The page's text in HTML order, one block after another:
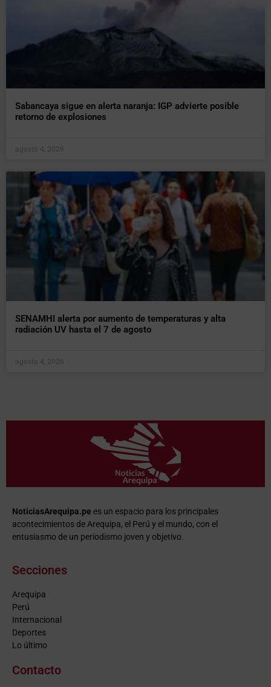
Sabancaya sigue en alerta naranja: IGP advierte posible
retorno de explosiones
agosto 4, 2026
SENAMHI alerta por aumento de temperaturas y alta
radiación UV hasta el 7 de agosto
agosto 4, 2026
NoticiasArequipa.pe es un espacio para los principales
acontecimientos de Arequipa, el Perú y el mundo, con el
entusiasmo de un periodismo joven y objetivo.
Secciones
Arequipa
Perú
Internacional
Deportes
Lo último
Contacto